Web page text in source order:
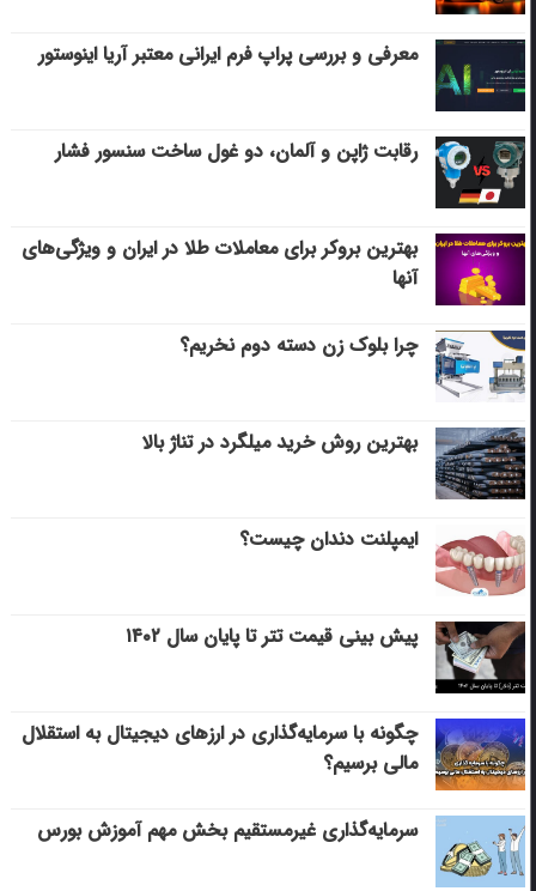
معرفی و بررسی پراپ فرم ایرانی معتبر آریا اینوستور
رقابت ژاپن و آلمان، دو غول ساخت سنسور فشار
بهترین بروکر برای معاملات طلا در ایران و ویژگی‌های
آنها
چرا بلوک زن دسته دوم نخریم؟
بهترین روش خرید میلگرد در تناژ بالا
ایمپلنت دندان چیست؟
پیش بینی قیمت تتر تا پایان سال ۱۴۰۲
چگونه با سرمایه‌گذاری در ارزهای دیجیتال به استقلال
مالی برسیم؟
سرمایه‌گذاری غیرمستقیم بخش مهم آموزش بورس